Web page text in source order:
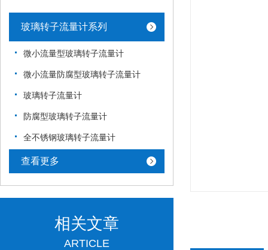
玻璃转子流量计系列
微小流量型玻璃转子流量计
微小流量防腐型玻璃转子流量计
玻璃转子流量计
防腐型玻璃转子流量计
全不锈钢玻璃转子流量计
查看更多
相关文章
ARTICLE